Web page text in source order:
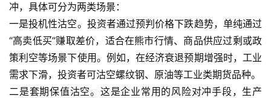
原
油
期
货
开
户
冲，具体可分为两类场景：
一是投机性沽空。投资者通过预判价格下跌趋势，单纯通过
“高卖低买”赚取差价，适合在熊市行情、商品供应过剩或政
策利空等场景下使用。例如，在经济衰退预期增强时，工业
需求下滑，投资者可沽空螺纹钢、原油等工业类期货品种。
二是套期保值沽空。这是企业常用的风险对冲手段，生产